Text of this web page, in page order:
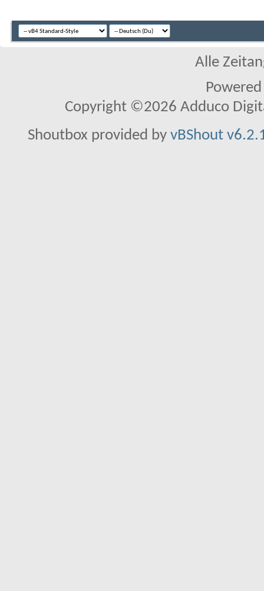
Alle
Copyright ©2026 Adduco
Shoutbox provided by vBShout